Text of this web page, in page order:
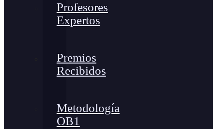
Profesores
Expertos
Premios
Recibidos
Metodología
OB1